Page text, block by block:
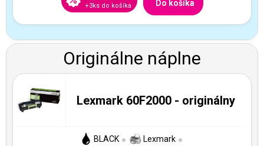
+3ks do košíka Do košíka
Originálne náplne
Lexmark 60F2000 - originálny
BLACK Lexmark